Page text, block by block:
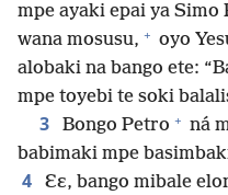
mpe ayaki epai ya
wana mosusu, + oyo
alobaki na bango ete:
mpe toyebi te soki
3 Bongo Petro + ná
babimaki mpe
4
Ɛɛ, bango mibale